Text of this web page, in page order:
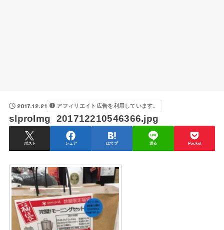
2017.12.21 アフィリエイト広告を利用しています。
slproImg_201712210546366.jpg
ポスト シェア はてブ 送る Pocket